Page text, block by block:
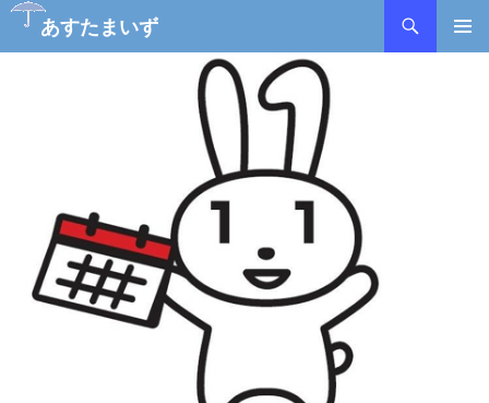
あすたまいず